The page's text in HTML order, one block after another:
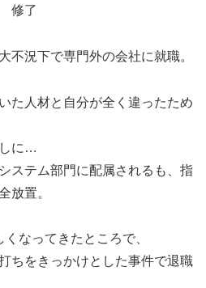
修了
不況下で専門外の会社に就職。
た人材と自分が全く違ったため
に…
ステム部門に配属されるも、指
放置。
なってきたところで、
ちをきっかけとした事件で退職